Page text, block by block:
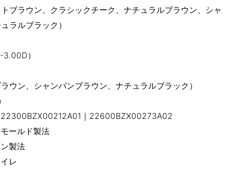
ブラウン、クラシックチーク、ナチュラルブラウン、シャ
ラルブラック）
）
ウン、シャンパンブラウン、ナチュラルブラック）
｜22600BZX00273A02
ールド製法
製法
レ